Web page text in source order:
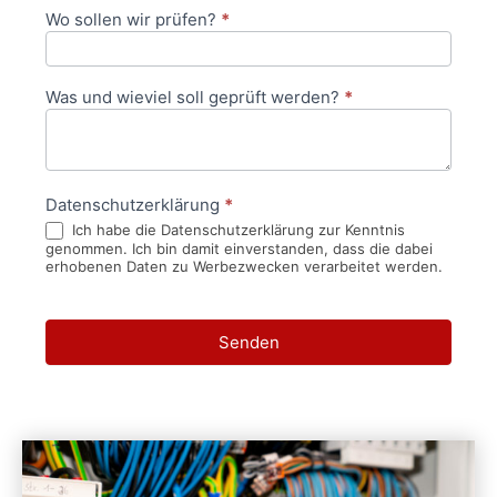
Wo sollen wir prüfen? *
Was und wieviel soll geprüft werden? *
Datenschutzerklärung *
Ich habe die Datenschutzerklärung zur Kenntnis
genommen. Ich bin damit einverstanden, dass die dabei
erhobenen Daten zu Werbezwecken verarbeitet werden.
Senden